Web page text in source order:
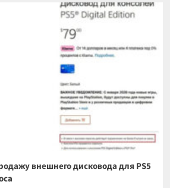
внешнего дисковода для PS5